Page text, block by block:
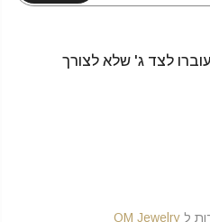
לצד ג' שלא לצורך
לOM Jewelry